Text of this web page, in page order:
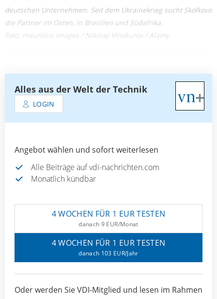
deutschen Unternehmen. Seit dem Ukrainekrieg sucht Skolkovo
die Partner im Osten, in Brasilien und Südafrika.
Foto: mauritius images / Nikolay Vinokurov / Alamy
Alles aus der Welt der Technik
LOGIN
Angebot wählen und sofort weiterlesen
Alle Beiträge auf vdi-nachrichten.com
Monatlich kündbar
4 WOCHEN FÜR 1 EUR TESTEN
danach 9 EUR/Monat
4 WOCHEN FÜR 1 EUR TESTEN
danach 103 EUR/Jahr
Oder werden Sie VDI-Mitglied und lesen im Rahmen